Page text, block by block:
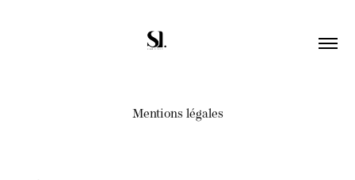
Mentions légales